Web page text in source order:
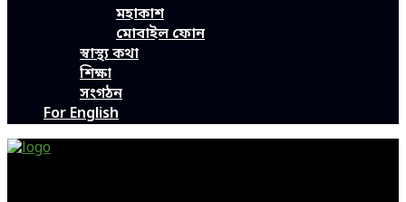
মহাকাশ
মোবাইল ফোন
স্বাস্থ্য কথা
শিক্ষা
সংগঠন
For English